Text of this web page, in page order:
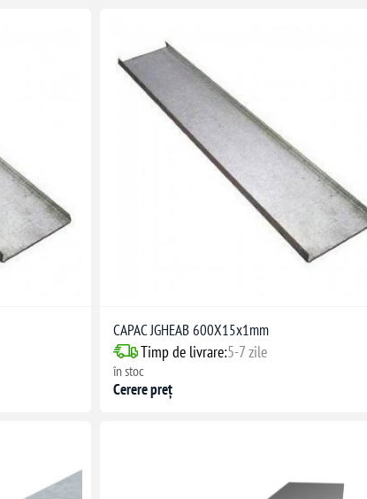
CAPAC JGHEAB 600X15x1mm
Timp de livrare:5-7 zile
în stoc
Cerere preț